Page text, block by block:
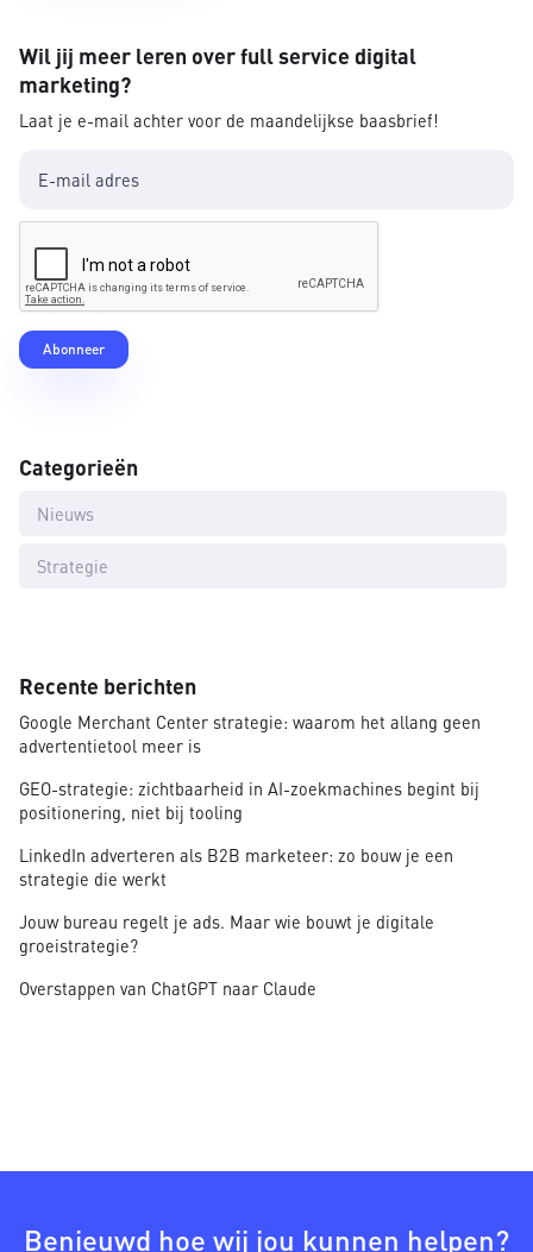
Wil jij meer leren over full service digital
marketing?
Laat je e-mail achter voor de maandelijkse baasbrief!
Categorieën
Nieuws
Strategie
Recente berichten
Google Merchant Center strategie: waarom het allang geen
advertentietool meer is
GEO-strategie: zichtbaarheid in AI-zoekmachines begint bij
positionering, niet bij tooling
LinkedIn adverteren als B2B marketeer: zo bouw je een
strategie die werkt
Jouw bureau regelt je ads. Maar wie bouwt je digitale
groeistrategie?
Overstappen van ChatGPT naar Claude
Benieuwd hoe wij jou kunnen helpen?